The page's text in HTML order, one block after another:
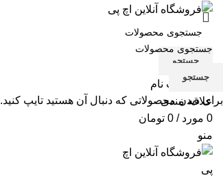
جستجو
ورود / ثبت نام
علاقه مندی
0 مورد /
0 تومان
منو
جستجو
برای دیدن محصولاتی که دنبال آن هستید تایپ کنید.